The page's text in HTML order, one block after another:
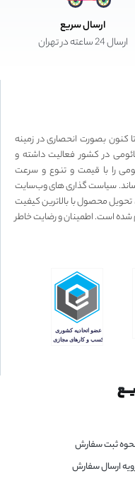
ارسال سریع
ارسال 24 ساعته در تهران
فروشگاه اینترنتی شیائومی ۳۶۰ از سال 1398 تا کنون بصورت انحصاری در زمینه
در کشور فعالیت داشته و
را با قیمت و تنوع و سرعت
سیاست گذاری های وب‌سایت
، تحویل محصول با بالاترین کیفیت
شده است. اطمینان و رضایت خاطر
ثبت سفارش
ارسال سفارش